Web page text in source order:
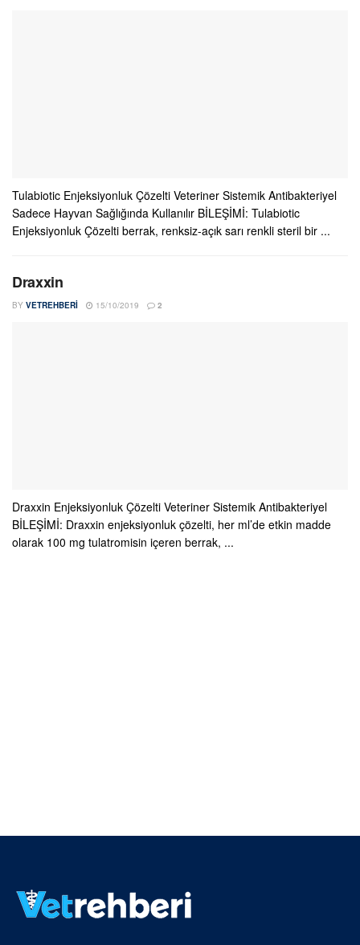
Tulabiotic Enjeksiyonluk Çözelti Veteriner Sistemik Antibakteriyel
Sadece Hayvan Sağlığında Kullanılır BİLEŞİMİ: Tulabiotic
Enjeksiyonluk Çözelti berrak, renksiz-açık sarı renkli steril bir ...
Draxxin
BY VETREHBERI 15/10/2019 2
Draxxin Enjeksiyonluk Çözelti Veteriner Sistemik Antibakteriyel
BİLEŞİMİ: Draxxin enjeksiyonluk çözelti, her ml’de etkin madde
olarak 100 mg tulatromisin içeren berrak, ...